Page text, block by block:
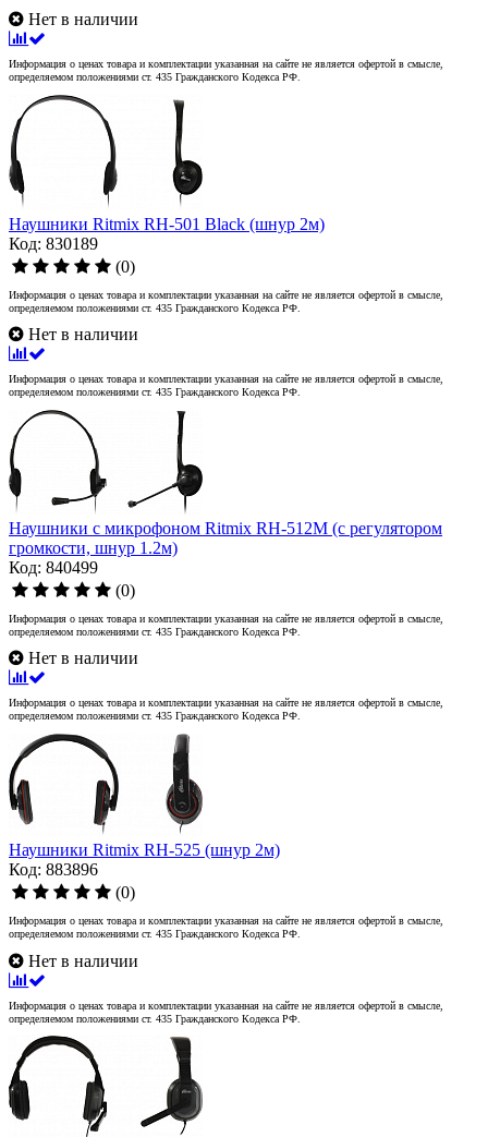
Нет в наличии
Информация о ценах товара и комплектации указанная на сайте не является офертой в смысле,
определяемом положениями ст. 435 Гражданского Кодекса РФ.
Наушники Ritmix RH-501 Black (шнур 2м)
Код: 830189
(0)
Информация о ценах товара и комплектации указанная на сайте не является офертой в смысле,
определяемом положениями ст. 435 Гражданского Кодекса РФ.
Нет в наличии
Информация о ценах товара и комплектации указанная на сайте не является офертой в смысле,
определяемом положениями ст. 435 Гражданского Кодекса РФ.
Наушники с микрофоном Ritmix RH-512M (с регулятором
громкости, шнур 1.2м)
Код: 840499
(0)
Информация о ценах товара и комплектации указанная на сайте не является офертой в смысле,
определяемом положениями ст. 435 Гражданского Кодекса РФ.
Нет в наличии
Информация о ценах товара и комплектации указанная на сайте не является офертой в смысле,
определяемом положениями ст. 435 Гражданского Кодекса РФ.
Наушники Ritmix RH-525 (шнур 2м)
Код: 883896
(0)
Информация о ценах товара и комплектации указанная на сайте не является офертой в смысле,
определяемом положениями ст. 435 Гражданского Кодекса РФ.
Нет в наличии
Информация о ценах товара и комплектации указанная на сайте не является офертой в смысле,
определяемом положениями ст. 435 Гражданского Кодекса РФ.